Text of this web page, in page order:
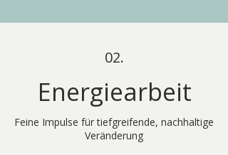
02.
Energiearbeit
Feine Impulse für tiefgreifende, nachhaltige
Veränderung